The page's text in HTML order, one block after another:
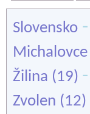
Slovensko -
Michalovce
Žilina (19) -
Zvolen (12)